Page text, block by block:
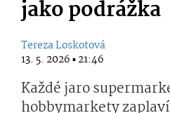
jako podrážka
Tereza Loskotová
13. 5. 2026 ▪ 21:46
Každé jaro
hobbymarkety